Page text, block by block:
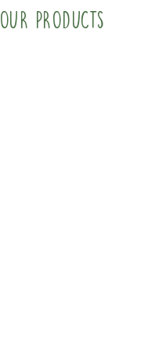
Our products